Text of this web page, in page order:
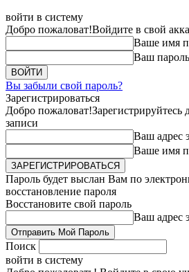
войти в систему
Добро пожаловат!Войдите в свой
Ваше имя
Ваш пароль
Вы забыли свой пароль?
Зарегистрироваться
Добро пожаловат!Зарегистрируйтесь
записи
Ваш адрес
Ваше имя
Пароль будет выслан Вам по
восстановление пароля
Восстановите свой пароль
Ваш адрес
Поиск
войти в систему